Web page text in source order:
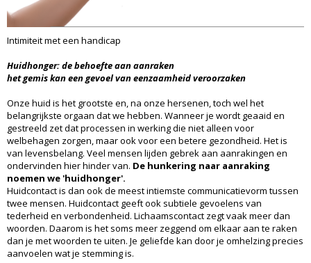
Intimiteit met een handicap
Huidhonger: de behoefte aan aanraken
het gemis kan een gevoel van eenzaamheid veroorzaken
Onze huid is het grootste en, na onze hersenen, toch wel het
belangrijkste orgaan dat we hebben. Wanneer je wordt geaaid en
gestreeld zet dat processen in werking die niet alleen voor
welbehagen zorgen, maar ook voor een betere gezondheid. Het is
van levensbelang. Veel mensen lijden gebrek aan aanrakingen en
ondervinden hier hinder van. De hunkering naar aanraking
noemen we 'huidhonger'.
Huidcontact is dan ook de meest intiemste communicatievorm tussen
twee mensen. Huidcontact geeft ook subtiele gevoelens van
tederheid en verbondenheid. Lichaamscontact zegt vaak meer dan
woorden. Daarom is het soms meer zeggend om elkaar aan te raken
dan je met woorden te uiten. Je geliefde kan door je omhelzing precies
aanvoelen wat je stemming is.